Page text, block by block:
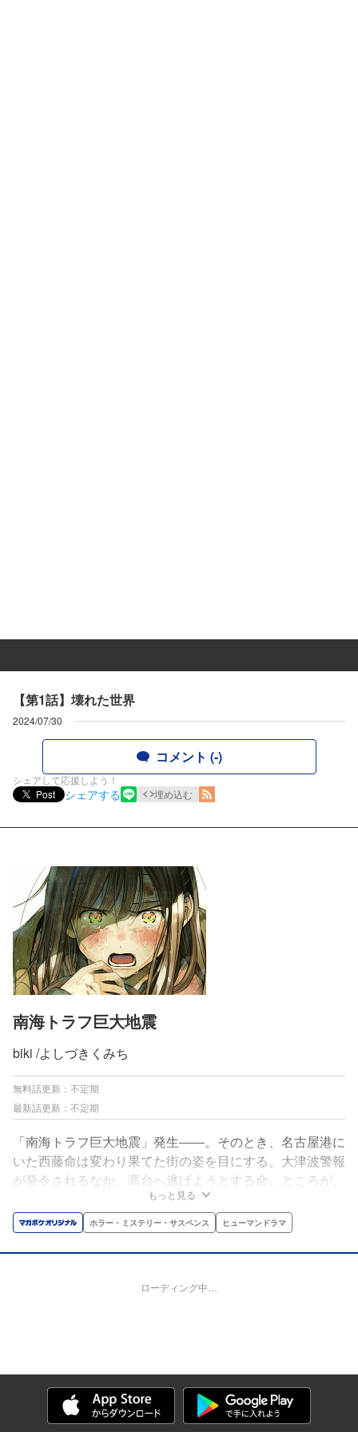
【第1話】壊れた世界
2024/07/30
コメント (-)
シェアして応援しよう！
Post
シェアする 埋め込む
南海トラフ巨大地震
biki /よしづきくみち
無料話更新：不定期
最新話更新：不定期
「南海トラフ巨大地震」発生――。そのとき、名古屋港に
いた西藤命は変わり果てた街の姿を目にする。大津波警報
が発令されるなか、高台へ逃げようとする命。ところが、
そばには「ケガで動けない高齢者」が。見捨てるか、助け
るか。迫られる究極の決断。そして襲い来る「見えない津
波」。……いつか起こる未曽有の災禍。そのとき、いった
い何が起きるのか?※この作品には、津波や地震および東
もっと見る
ホラー・ミステリー・サスペンス ヒューマンドラマ
ローディング中…